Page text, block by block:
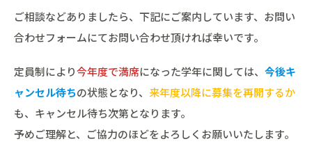
ご相談などありましたら、下記にご案内しています、お問い
合わせフォームにてお問い合わせ頂ければ幸いです。
定員制により今年度で満席になった学年に関しては、 今後キ
ャンセル待ちの状態となり、 来年度以降に募集を再開するか
も、キャンセル待ち次第となります。
予めご理解と、ご協力のほどをよろしくお願いいたします。